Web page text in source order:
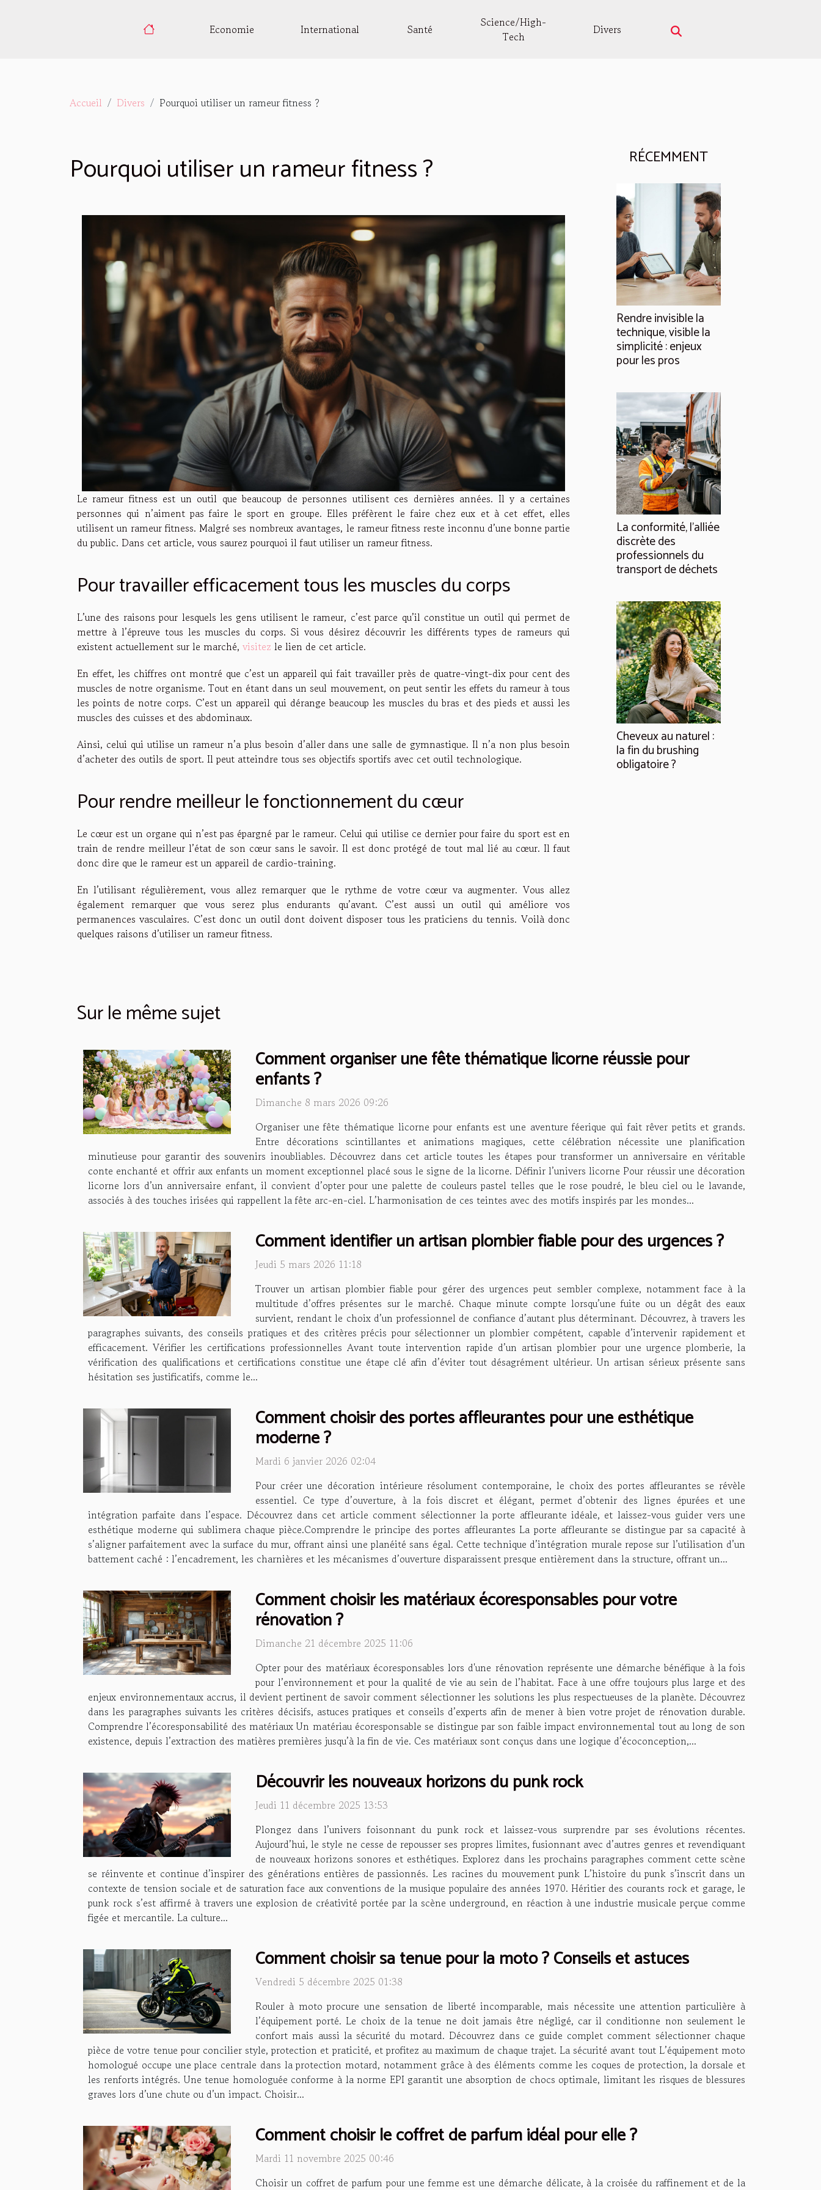
Economie International Santé
Science/High-
Tech
Divers
Accueil Divers Pourquoi utiliser un rameur fitness ?
Pourquoi utiliser un rameur fitness ?
Le rameur fitness est un outil que beaucoup de personnes utilisent ces dernières années. Il y a certaines
personnes qui n’aiment pas faire le sport en groupe. Elles préfèrent le faire chez eux et à cet effet, elles
utilisent un rameur fitness. Malgré ses nombreux avantages, le rameur fitness reste inconnu d’une bonne partie
du public. Dans cet article, vous saurez pourquoi il faut utiliser un rameur fitness.
Pour travailler efficacement tous les muscles du corps
L’une des raisons pour lesquels les gens utilisent le rameur, c’est parce qu’il constitue un outil qui permet de
mettre à l’épreuve tous les muscles du corps. Si vous désirez découvrir les différents types de rameurs qui
existent actuellement sur le marché, visitez le lien de cet article.
En effet, les chiffres ont montré que c’est un appareil qui fait travailler près de quatre-vingt-dix pour cent des
muscles de notre organisme. Tout en étant dans un seul mouvement, on peut sentir les effets du rameur à tous
les points de notre corps. C’est un appareil qui dérange beaucoup les muscles du bras et des pieds et aussi les
muscles des cuisses et des abdominaux.
Ainsi, celui qui utilise un rameur n’a plus besoin d’aller dans une salle de gymnastique. Il n’a non plus besoin
d’acheter des outils de sport. Il peut atteindre tous ses objectifs sportifs avec cet outil technologique.
Pour rendre meilleur le fonctionnement du cœur
Le cœur est un organe qui n’est pas épargné par le rameur. Celui qui utilise ce dernier pour faire du sport est en
train de rendre meilleur l’état de son cœur sans le savoir. Il est donc protégé de tout mal lié au cœur. Il faut
donc dire que le rameur est un appareil de cardio-training.
En l’utilisant régulièrement, vous allez remarquer que le rythme de votre cœur va augmenter. Vous allez
également remarquer que vous serez plus endurants qu’avant. C’est aussi un outil qui améliore vos
permanences vasculaires. C’est donc un outil dont doivent disposer tous les praticiens du tennis. Voilà donc
quelques raisons d’utiliser un rameur fitness.
RÉCEMMENT
Rendre invisible la
technique, visible la
simplicité : enjeux
pour les pros
La conformité, l'alliée
discrète des
professionnels du
transport de déchets
Cheveux au naturel :
la fin du brushing
obligatoire ?
Sur le même sujet
Comment organiser une fête thématique licorne réussie pour
enfants ?
Dimanche 8 mars 2026 09:26
Organiser une fête thématique licorne pour enfants est une aventure féerique qui fait rêver petits et grands.
Entre décorations scintillantes et animations magiques, cette célébration nécessite une planification
minutieuse pour garantir des souvenirs inoubliables. Découvrez dans cet article toutes les étapes pour transformer un anniversaire en véritable
conte enchanté et offrir aux enfants un moment exceptionnel placé sous le signe de la licorne. Définir l’univers licorne Pour réussir une décoration
licorne lors d’un anniversaire enfant, il convient d’opter pour une palette de couleurs pastel telles que le rose poudré, le bleu ciel ou le lavande,
associés à des touches irisées qui rappellent la fête arc-en-ciel. L’harmonisation de ces teintes avec des motifs inspirés par les mondes...
Comment identifier un artisan plombier fiable pour des urgences ?
Jeudi 5 mars 2026 11:18
Trouver un artisan plombier fiable pour gérer des urgences peut sembler complexe, notamment face à la
multitude d’offres présentes sur le marché. Chaque minute compte lorsqu’une fuite ou un dégât des eaux
survient, rendant le choix d’un professionnel de confiance d’autant plus déterminant. Découvrez, à travers les
paragraphes suivants, des conseils pratiques et des critères précis pour sélectionner un plombier compétent, capable d’intervenir rapidement et
efficacement. Vérifier les certifications professionnelles Avant toute intervention rapide d’un artisan plombier pour une urgence plomberie, la
vérification des qualifications et certifications constitue une étape clé afin d’éviter tout désagrément ultérieur. Un artisan sérieux présente sans
hésitation ses justificatifs, comme le...
Comment choisir des portes affleurantes pour une esthétique
moderne ?
Mardi 6 janvier 2026 02:04
Pour créer une décoration intérieure résolument contemporaine, le choix des portes affleurantes se révèle
essentiel. Ce type d’ouverture, à la fois discret et élégant, permet d’obtenir des lignes épurées et une
intégration parfaite dans l’espace. Découvrez dans cet article comment sélectionner la porte affleurante idéale, et laissez-vous guider vers une
esthétique moderne qui sublimera chaque pièce.Comprendre le principe des portes affleurantes La porte affleurante se distingue par sa capacité à
s’aligner parfaitement avec la surface du mur, offrant ainsi une planéité sans égal. Cette technique d’intégration murale repose sur l’utilisation d’un
battement caché : l’encadrement, les charnières et les mécanismes d’ouverture disparaissent presque entièrement dans la structure, offrant un...
Comment choisir les matériaux écoresponsables pour votre
rénovation ?
Dimanche 21 décembre 2025 11:06
Opter pour des matériaux écoresponsables lors d'une rénovation représente une démarche bénéfique à la fois
pour l’environnement et pour la qualité de vie au sein de l’habitat. Face à une offre toujours plus large et des
enjeux environnementaux accrus, il devient pertinent de savoir comment sélectionner les solutions les plus respectueuses de la planète. Découvrez
dans les paragraphes suivants les critères décisifs, astuces pratiques et conseils d’experts afin de mener à bien votre projet de rénovation durable.
Comprendre l’écoresponsabilité des matériaux Un matériau écoresponsable se distingue par son faible impact environnemental tout au long de son
existence, depuis l’extraction des matières premières jusqu’à la fin de vie. Ces matériaux sont conçus dans une logique d’écoconception,...
Découvrir les nouveaux horizons du punk rock
Jeudi 11 décembre 2025 13:53
Plongez dans l’univers foisonnant du punk rock et laissez-vous surprendre par ses évolutions récentes.
Aujourd’hui, le style ne cesse de repousser ses propres limites, fusionnant avec d’autres genres et revendiquant
de nouveaux horizons sonores et esthétiques. Explorez dans les prochains paragraphes comment cette scène
se réinvente et continue d’inspirer des générations entières de passionnés. Les racines du mouvement punk L’histoire du punk s’inscrit dans un
contexte de tension sociale et de saturation face aux conventions de la musique populaire des années 1970. Héritier des courants rock et garage, le
punk rock s’est affirmé à travers une explosion de créativité portée par la scène underground, en réaction à une industrie musicale perçue comme
figée et mercantile. La culture...
Comment choisir sa tenue pour la moto ? Conseils et astuces
Vendredi 5 décembre 2025 01:38
Rouler à moto procure une sensation de liberté incomparable, mais nécessite une attention particulière à
l’équipement porté. Le choix de la tenue ne doit jamais être négligé, car il conditionne non seulement le
confort mais aussi la sécurité du motard. Découvrez dans ce guide complet comment sélectionner chaque
pièce de votre tenue pour concilier style, protection et praticité, et profitez au maximum de chaque trajet. La sécurité avant tout L’équipement moto
homologué occupe une place centrale dans la protection motard, notamment grâce à des éléments comme les coques de protection, la dorsale et
les renforts intégrés. Une tenue homologuée conforme à la norme EPI garantit une absorption de chocs optimale, limitant les risques de blessures
graves lors d’une chute ou d’un impact. Choisir...
Comment choisir le coffret de parfum idéal pour elle ?
Mardi 11 novembre 2025 00:46
Choisir un coffret de parfum pour une femme est une démarche délicate, à la croisée du raffinement et de la